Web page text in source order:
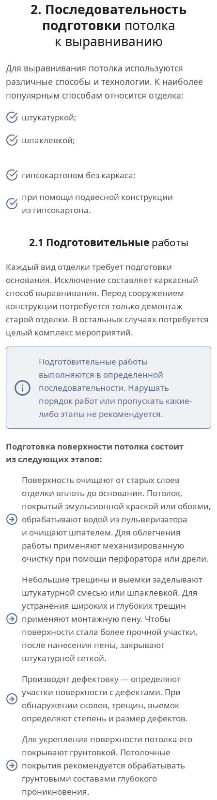
2. Последовательность
подготовки потолка
к выравниванию
Для выравнивания потолка используются
различные способы и технологии. К наиболее
популярным способам относится отделка:
штукатуркой;
шпаклевкой;
гипсокартоном без каркаса;
при помощи подвесной конструкции
из гипсокартона.
2.1 Подготовительныеработы
Каждый вид отделки требует подготовки
основания. Исключение составляет каркасный
способ выравнивания. Перед сооружением
конструкции потребуется только демонтаж
старой отделки. В остальных случаях потребуется
целый комплекс мероприятий.
Подготовительные работы
выполняются в определенной
последовательности. Нарушать
порядок работ или пропускать какие-
либо этапы не рекомендуется.
Подготовка поверхности потолка состоит
из следующих этапов:
Поверхность очищают от старых слоев
отделки вплоть до основания. Потолок,
покрытый эмульсионной краской или обоями,
обрабатывают водой из пульверизатора
и очищают шпателем. Для облегчения
работы применяют механизированную
очистку при помощи перфоратора или дрели.
Небольшие трещины и выемки заделывают
штукатурной смесью или шпаклевкой. Для
устранения широких и глубоких трещин
применяют монтажную пену. Чтобы
поверхности стала более прочной участки,
после нанесения пены, закрывают
штукатурной сеткой.
Производят дефектовку — определяют
участки поверхности с дефектами. При
обнаружении сколов, трещин, выемок
определяют степень и размер дефектов.
Для укрепления поверхности потолка его
покрывают грунтовкой. Потолочные
покрытия рекомендуется обрабатывать
грунтовыми составами глубокого
проникновения.